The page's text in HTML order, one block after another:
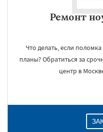
Ремонт
Что делать, если
планы? Обратиться за
центр в